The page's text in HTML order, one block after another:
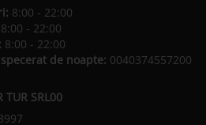
8:00 - 22:00
8:00 - 22:00
8:00 - 22:00
de noapte: 0040374557200
TUR SRL00